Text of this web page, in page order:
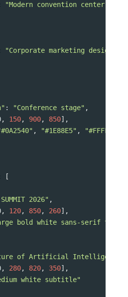
"Modern convention center
"Corporate marketing design,
: "Conference stage" ,
150, 900, 850],
, "#1E88E5" , "#FFFFFF"
[
2026" ,
120, 850, 260],
bold white sans-serif title"
of Artificial Intelligence"
280, 820, 350],
white subtitle"